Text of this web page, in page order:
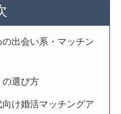
の出会い系・マッチン
の選び方
向け婚活マッチングア